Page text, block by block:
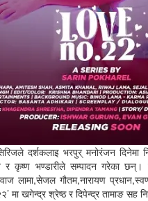
दर्शकलाइ भरपुर् मनोरंजन दिनेमा
कृष्ण भण्डारीले सम्पादन गरेका छन्।
लामा,सेजल गौतम,नारायण
मा खगेन्द्र श्रेष्ठ र दिपेन्द्र तामाङ सह